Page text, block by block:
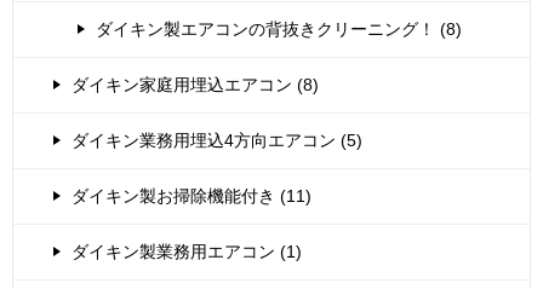
ダイキン製エアコンの背抜きクリーニング！ (8)
ダイキン家庭用埋込エアコン (8)
ダイキン業務用埋込4方向エアコン (5)
ダイキン製お掃除機能付き (11)
ダイキン製業務用エアコン (1)